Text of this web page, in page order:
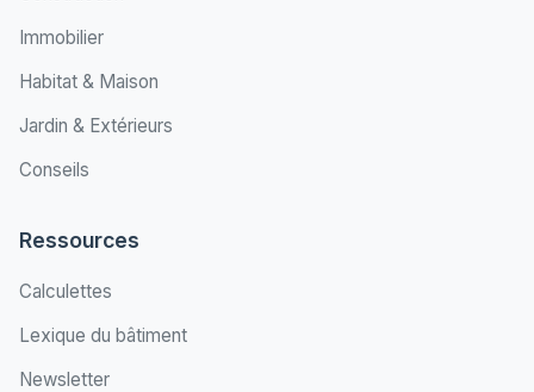
Immobilier
Habitat & Maison
Jardin & Extérieurs
Conseils
Ressources
Calculettes
Lexique du bâtiment
Newsletter